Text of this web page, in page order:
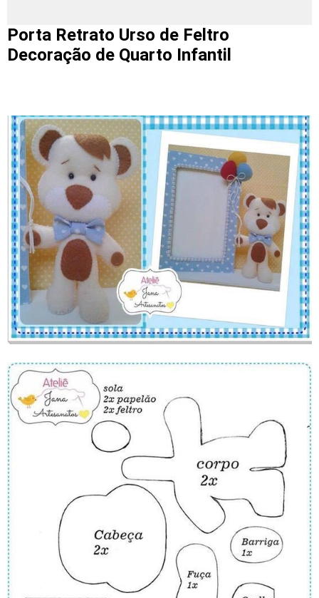
Porta Retrato Urso de Feltro
Decoração de Quarto Infantil